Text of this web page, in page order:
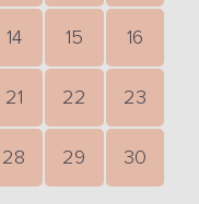
14 15 16
21 22 23
28 29 30